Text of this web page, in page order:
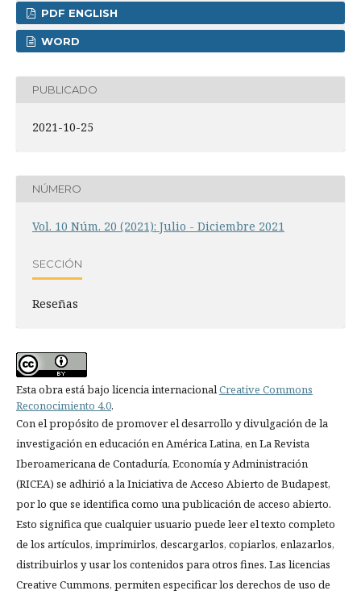
PDF ENGLISH
WORD
PUBLICADO
2021-10-25
NÚMERO
Vol. 10 Núm. 20 (2021): Julio - Diciembre 2021
SECCIÓN
Reseñas
Esta obra está bajo licencia internacional Creative Commons
Reconocimiento 4.0.
Con el propósito de promover el desarrollo y divulgación de la
investigación en educación en América Latina, en La Revista
Iberoamericana de Contaduría, Economía y Administración
(RICEA) se adhirió a la Iniciativa de Acceso Abierto de Budapest,
por lo que se identifica como una publicación de acceso abierto.
Esto significa que cualquier usuario puede leer el texto completo
de los artículos, imprimirlos, descargarlos, copiarlos, enlazarlos,
distribuirlos y usar los contenidos para otros fines. Las licencias
Creative Cummons, permiten especificar los derechos de uso de